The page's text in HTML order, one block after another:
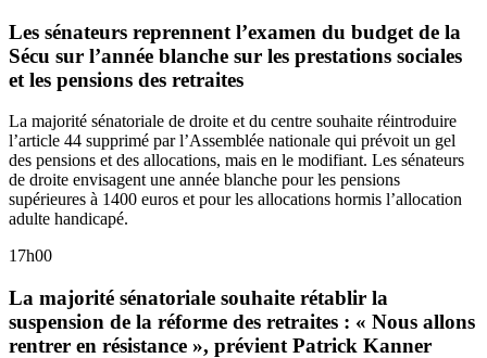
Les sénateurs reprennent l’examen du budget de la
Sécu sur l’année blanche sur les prestations sociales
et les pensions des retraites
La majorité sénatoriale de droite et du centre souhaite réintroduire
l’article 44 supprimé par l’Assemblée nationale qui prévoit un gel
des pensions et des allocations, mais en le modifiant. Les sénateurs
de droite envisagent une année blanche pour les pensions
supérieures à 1400 euros et pour les allocations hormis l’allocation
adulte handicapé.
17h00
La majorité sénatoriale souhaite rétablir la
suspension de la réforme des retraites : « Nous allons
rentrer en résistance », prévient Patrick Kanner